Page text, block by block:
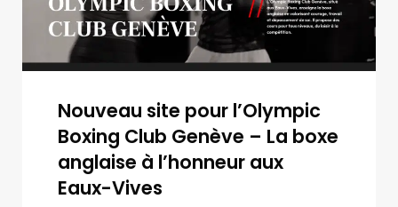
Nouveau site pour l’Olympic
Boxing Club Genève – La boxe
anglaise à l’honneur aux
Eaux-Vives